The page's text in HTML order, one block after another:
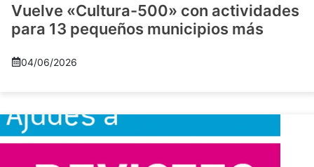
Vuelve «Cultura-500» con actividades
para 13 pequeños municipios más
04/06/2026